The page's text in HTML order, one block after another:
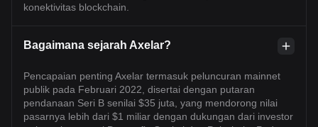
konektivitas blockchain.
Bagaimana sejarah Axelar?
Pencapaian penting Axelar termasuk peluncuran mainnet
publik pada Februari 2022, disertai dengan putaran
pendanaan Seri B senilai $35 juta, yang mendorong nilai
pasarnya lebih dari $1 miliar dengan dukungan dari investor